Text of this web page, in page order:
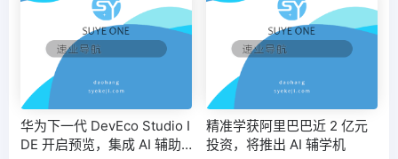
华为下一代 DevEco Studio I
DE 开启预览，集成 AI 辅助
精准学获阿里巴巴近 2 亿元
投资，将推出 AI 辅学机